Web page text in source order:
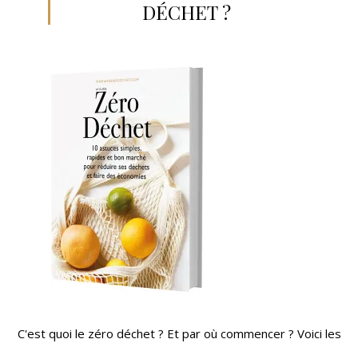
DÉCHET ?
C'est quoi le zéro déchet ? Et par où commencer ? Voici les